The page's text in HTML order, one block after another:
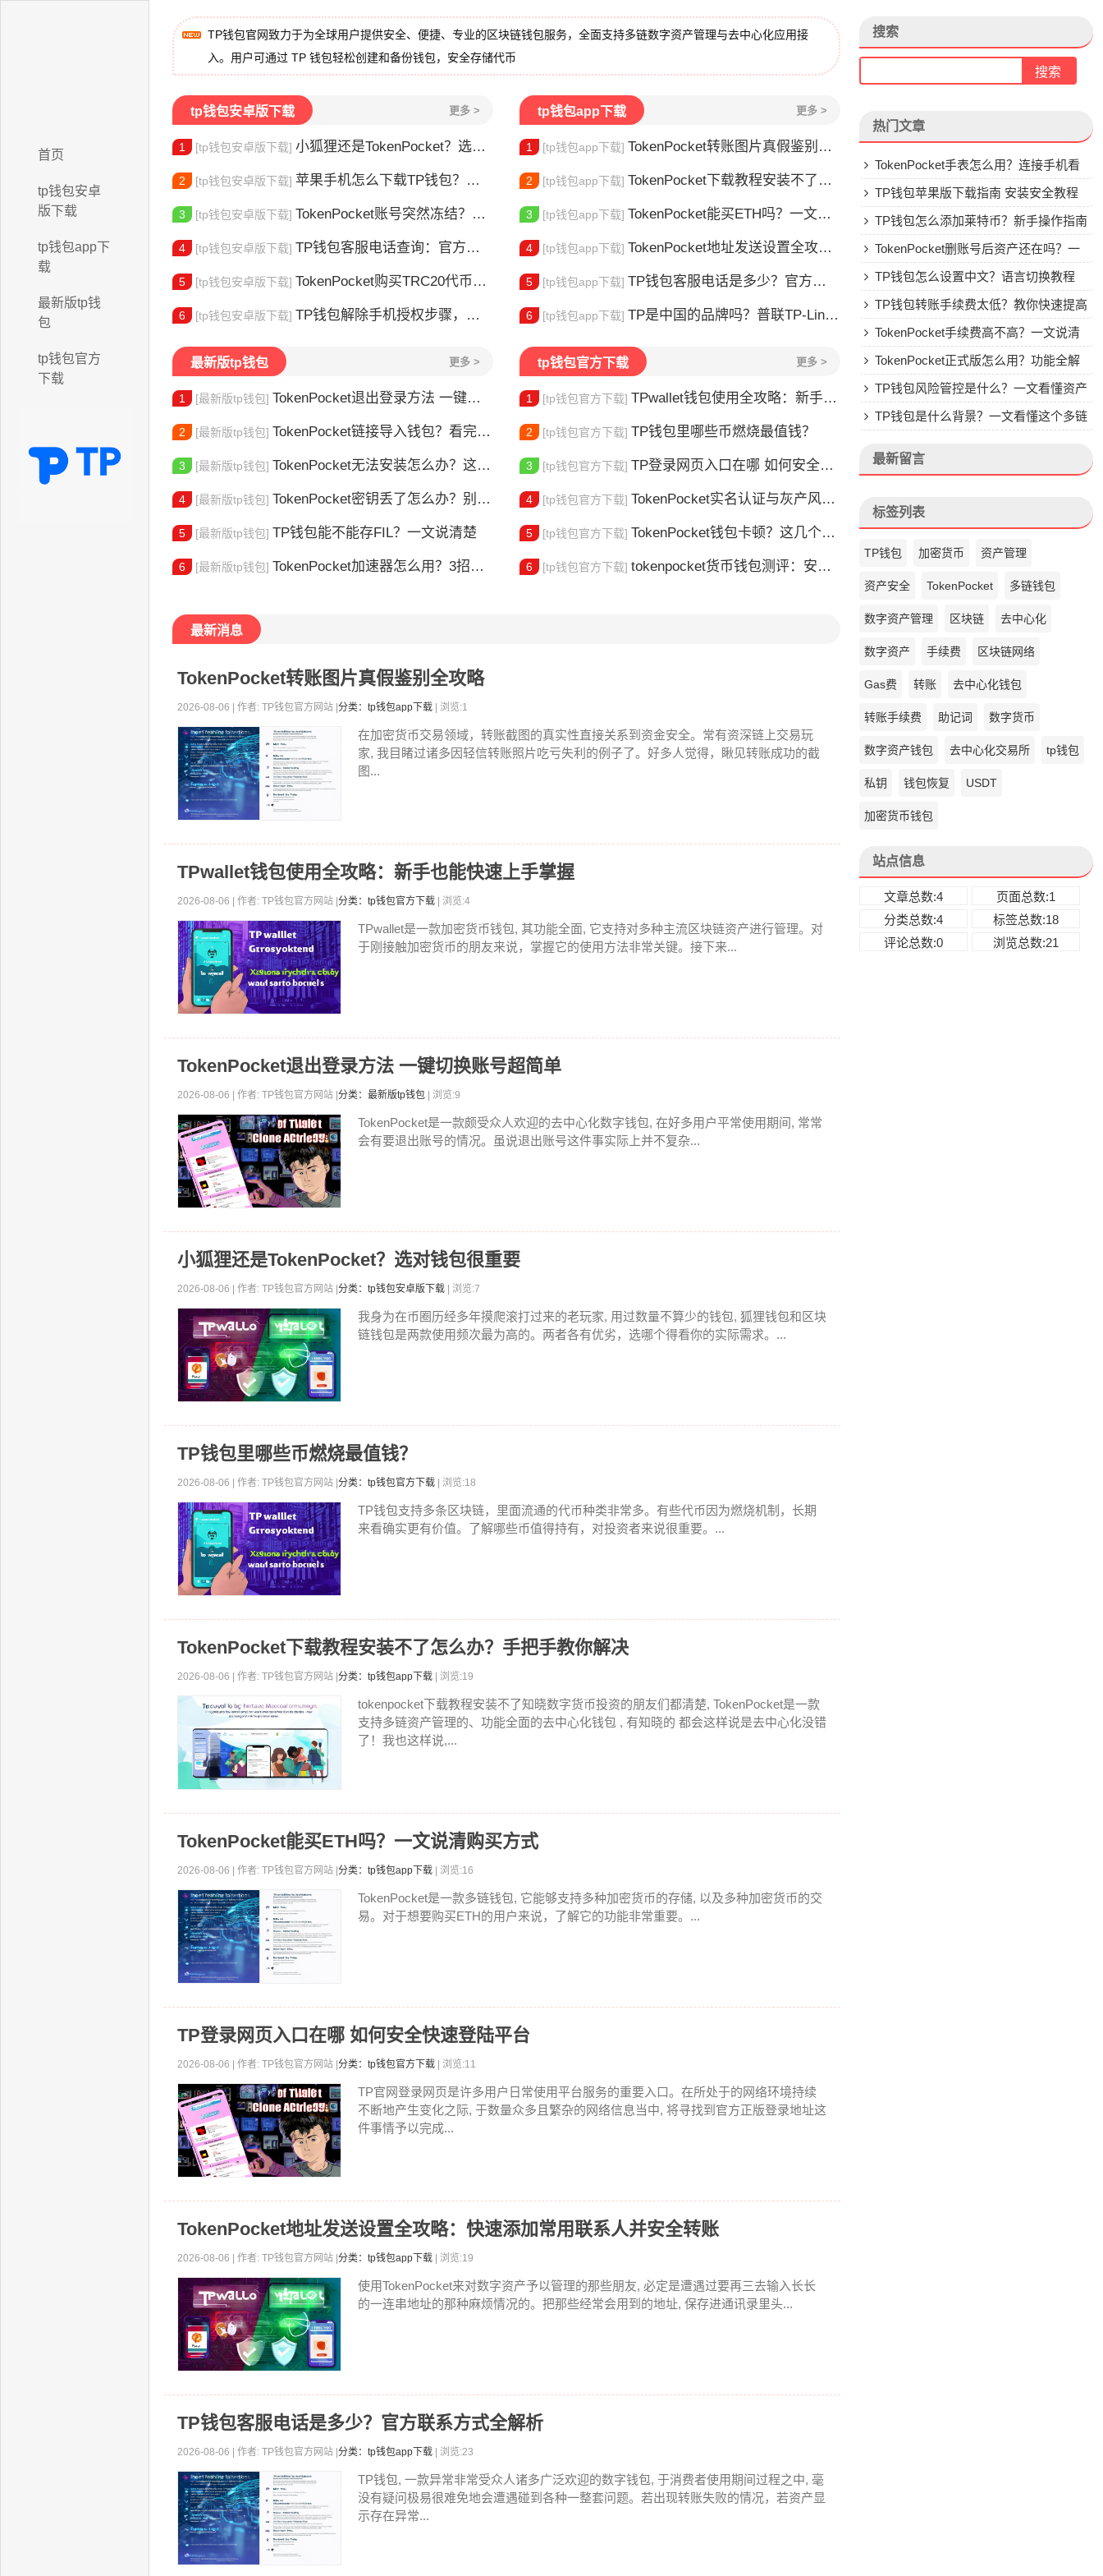
首页
tp钱包安卓
版下载
tp钱包app下
载
最新版tp钱
包
tp钱包官方
下载
TP钱包官网致力于为全球用户提供安全、便捷、专业的区块链钱包服务，全面支持多链数字资产管理与去中心化应用接
入。用户可通过 TP 钱包轻松创建和备份钱包，安全存储代币
tp钱包安卓版下载 更多 >
1 [tp钱包安卓版下载] 小狐狸还是TokenPocket？选对钱包很重要
2 [tp钱包安卓版下载] 苹果手机怎么下载TP钱包？安装教程来了
3 [tp钱包安卓版下载] TokenPocket账号突然冻结？三步教你快速解冻
4 [tp钱包安卓版下载] TP钱包客服电话查询：官方联系方式大全，快速解决问题
5 [tp钱包安卓版下载] TokenPocket购买TRC20代币完整教程
6 [tp钱包安卓版下载] TP钱包解除手机授权步骤，一键取消设备绑定
tp钱包app下载 更多 >
1 [tp钱包app下载] TokenPocket转账图片真假鉴别全攻略
2 [tp钱包app下载] TokenPocket下载教程安装不了怎么办？手把手教你解决
3 [tp钱包app下载] TokenPocket能买ETH吗？一文说清购买方式
4 [tp钱包app下载] TokenPocket地址发送设置全攻略：快速添加常用联系人并安全转账
5 [tp钱包app下载] TP钱包客服电话是多少？官方联系方式全解析
6 [tp钱包app下载] TP是中国的品牌吗？普联TP-Link公司背景介绍
最新版tp钱包 更多 >
1 [最新版tp钱包] TokenPocket退出登录方法 一键切换账号超简单
2 [最新版tp钱包] TokenPocket链接导入钱包？看完这篇就懂了
3 [最新版tp钱包] TokenPocket无法安装怎么办？这几个方法帮你解决
4 [最新版tp钱包] TokenPocket密钥丢了怎么办？别慌，这样做还能找回
5 [最新版tp钱包] TP钱包能不能存FIL？一文说清楚
6 [最新版tp钱包] TokenPocket加速器怎么用？3招帮你快速解决交易卡顿问题
tp钱包官方下载 更多 >
1 [tp钱包官方下载] TPwallet钱包使用全攻略：新手也能快速上手掌握
2 [tp钱包官方下载] TP钱包里哪些币燃烧最值钱？
3 [tp钱包官方下载] TP登录网页入口在哪 如何安全快速登陆平台
4 [tp钱包官方下载] TokenPocket实名认证与灰产风险全解析
5 [tp钱包官方下载] TokenPocket钱包卡顿？这几个方法帮你找回流畅体验
6 [tp钱包官方下载] tokenpocket货币钱包测评：安全易用全攻略
最新消息
TokenPocket转账图片真假鉴别全攻略
2026-08-06 | 作者: TP钱包官方网站 | 分类：tp钱包app下载 | 浏览:1
在加密货币交易领域，转账截图的真实性直接关系到资金安全。常有资深链上交易玩
家, 我目睹过诸多因轻信转账照片吃亏失利的例子了。好多人觉得，瞅见转账成功的截
图...
TPwallet钱包使用全攻略：新手也能快速上手掌握
2026-08-06 | 作者: TP钱包官方网站 | 分类：tp钱包官方下载 | 浏览:4
TPwallet是一款加密货币钱包, 其功能全面, 它支持对多种主流区块链资产进行管理。对
于刚接触加密货币的朋友来说，掌握它的使用方法非常关键。接下来...
TokenPocket退出登录方法 一键切换账号超简单
2026-08-06 | 作者: TP钱包官方网站 | 分类：最新版tp钱包 | 浏览:9
TokenPocket是一款颇受众人欢迎的去中心化数字钱包, 在好多用户平常使用期间, 常常
会有要退出账号的情况。虽说退出账号这件事实际上并不复杂...
小狐狸还是TokenPocket？选对钱包很重要
2026-08-06 | 作者: TP钱包官方网站 | 分类：tp钱包安卓版下载 | 浏览:7
我身为在币圈历经多年摸爬滚打过来的老玩家, 用过数量不算少的钱包, 狐狸钱包和区块
链钱包是两款使用频次最为高的。两者各有优劣，选哪个得看你的实际需求。...
TP钱包里哪些币燃烧最值钱？
2026-08-06 | 作者: TP钱包官方网站 | 分类：tp钱包官方下载 | 浏览:18
TP钱包支持多条区块链，里面流通的代币种类非常多。有些代币因为燃烧机制，长期
来看确实更有价值。了解哪些币值得持有，对投资者来说很重要。...
TokenPocket下载教程安装不了怎么办？手把手教你解决
2026-08-06 | 作者: TP钱包官方网站 | 分类：tp钱包app下载 | 浏览:19
tokenpocket下载教程安装不了知晓数字货币投资的朋友们都清楚, TokenPocket是一款
支持多链资产管理的、功能全面的去中心化钱包 , 有知晓的 都会这样说是去中心化没错
了！我也这样说,...
TokenPocket能买ETH吗？一文说清购买方式
2026-08-06 | 作者: TP钱包官方网站 | 分类：tp钱包app下载 | 浏览:16
TokenPocket是一款多链钱包, 它能够支持多种加密货币的存储, 以及多种加密货币的交
易。对于想要购买ETH的用户来说，了解它的功能非常重要。...
TP登录网页入口在哪 如何安全快速登陆平台
2026-08-06 | 作者: TP钱包官方网站 | 分类：tp钱包官方下载 | 浏览:11
TP官网登录网页是许多用户日常使用平台服务的重要入口。在所处于的网络环境持续
不断地产生变化之际, 于数量众多且繁杂的网络信息当中, 将寻找到官方正版登录地址这
件事情予以完成...
TokenPocket地址发送设置全攻略：快速添加常用联系人并安全转账
2026-08-06 | 作者: TP钱包官方网站 | 分类：tp钱包app下载 | 浏览:19
使用TokenPocket来对数字资产予以管理的那些朋友, 必定是遭遇过要再三去输入长长
的一连串地址的那种麻烦情况的。把那些经常会用到的地址, 保存进通讯录里头...
TP钱包客服电话是多少？官方联系方式全解析
2026-08-06 | 作者: TP钱包官方网站 | 分类：tp钱包app下载 | 浏览:23
TP钱包, 一款异常非常受众人诸多广泛欢迎的数字钱包, 于消费者使用期间过程之中, 毫
没有疑问极易很难免地会遭遇碰到各种一整套问题。若出现转账失败的情况，若资产显
示存在异常...
搜索
热门文章
TokenPocket手表怎么用？连接手机看
行情教程
TP钱包苹果版下载指南 安装安全教程
TP钱包怎么添加莱特币？新手操作指南
TokenPocket删账号后资产还在吗？一
文讲清楚
TP钱包怎么设置中文？语言切换教程
TP钱包转账手续费太低？教你快速提高
Gas费
TokenPocket手续费高不高？一文说清
楚TokenPocket正式版怎么用？功能全解
析与安全使用指南
TP钱包风险管控是什么？一文看懂资产
安全核心
TP钱包是什么背景？一文看懂这个多链
最新留言
标签列表
TP钱包 加密货币 资产管理
资产安全 TokenPocket 多链钱包
数字资产管理 区块链 去中心化
数字资产 手续费 区块链网络
Gas费 转账 去中心化钱包
转账手续费 助记词 数字货币
数字资产钱包 去中心化交易所 tp钱包
私钥 钱包恢复 USDT
加密货币钱包
站点信息
文章总数:4
页面总数:1
分类总数:4
标签总数:18
评论总数:0
浏览总数:21